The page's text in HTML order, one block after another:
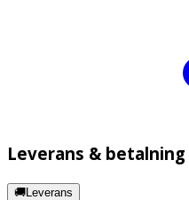
Leverans & betalning
🚚Leverans